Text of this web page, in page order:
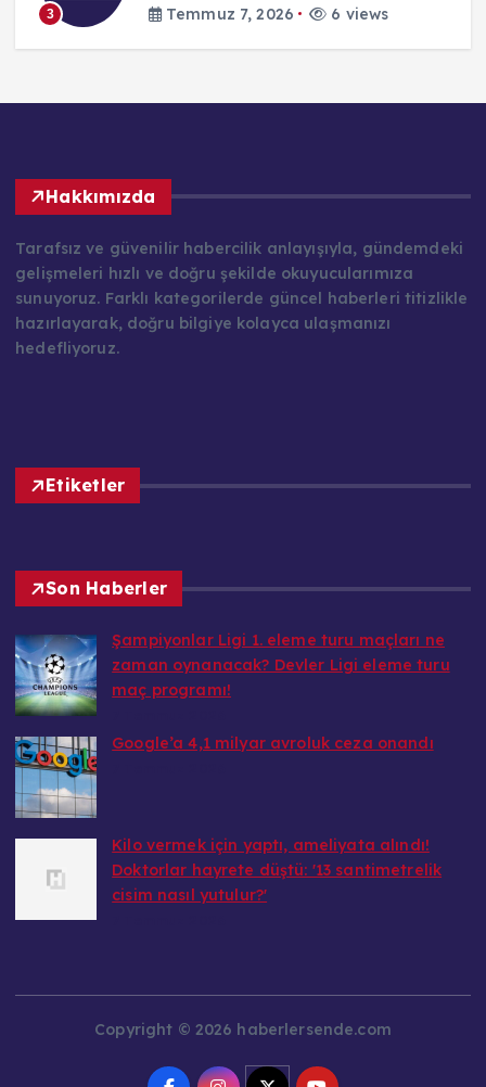
3 Temmuz 7, 2026 6 views
Hakkımızda
Tarafsız ve güvenilir habercilik anlayışıyla, gündemdeki
gelişmeleri hızlı ve doğru şekilde okuyucularımıza
sunuyoruz. Farklı kategorilerde güncel haberleri titizlikle
hazırlayarak, doğru bilgiye kolayca ulaşmanızı
hedefliyoruz.
Etiketler
Son Haberler
Şampiyonlar Ligi 1. eleme turu maçları ne
zaman oynanacak? Devler Ligi eleme turu
maç programı!
Google’a 4,1 milyar avroluk ceza onandı
Kilo vermek için yaptı, ameliyata alındı!
Doktorlar hayrete düştü: '13 santimetrelik
cisim nasıl yutulur?'
Copyright © 2026 haberlersende.com